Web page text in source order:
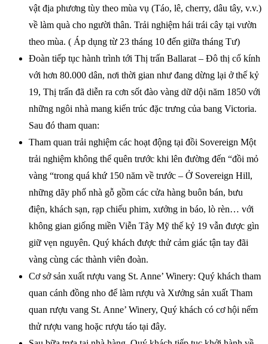
vật địa phương tùy theo mùa vụ (Táo, lê, cherry, dâu tây, v.v.)
về làm quà cho người thân. Trải nghiệm hái trái cây tại vườn
theo mùa. ( Áp dụng từ 23 tháng 10 đến giữa tháng Tư)
Đoàn tiếp tục hành trình tới Thị trấn Ballarat – Đô thị cổ kính
với hơn 80.000 dân, nơi thời gian như đang dừng lại ở thế kỷ
19, Thị trấn đã diễn ra cơn sốt đào vàng dữ dội năm 1850 với
những ngôi nhà mang kiến trúc đặc trưng của bang Victoria.
Sau đó tham quan:
Tham quan trải nghiệm các hoạt động tại đồi Sovereign Một
trải nghiệm không thể quên trước khi lên đường đến “đồi mỏ
vàng “trong quá khứ 150 năm về trước – Ở Sovereign Hill,
những dãy phố nhà gỗ gồm các cửa hàng buôn bán, bưu
điện, khách sạn, rạp chiếu phim, xưởng in báo, lò rèn… với
không gian giống miền Viễn Tây Mỹ thế kỷ 19 vẫn được gìn
giữ vẹn nguyên. Quý khách được thử cảm giác tận tay đãi
vàng cùng các thành viên đoàn.
Cơ sở sản xuất rượu vang St. Anne’ Winery: Quý khách tham
quan cánh đồng nho để làm rượu và Xưởng sản xuất Tham
quan rượu vang St. Anne’ Winery, Quý khách có cơ hội nếm
thử rượu vang hoặc rượu táo tại đây.